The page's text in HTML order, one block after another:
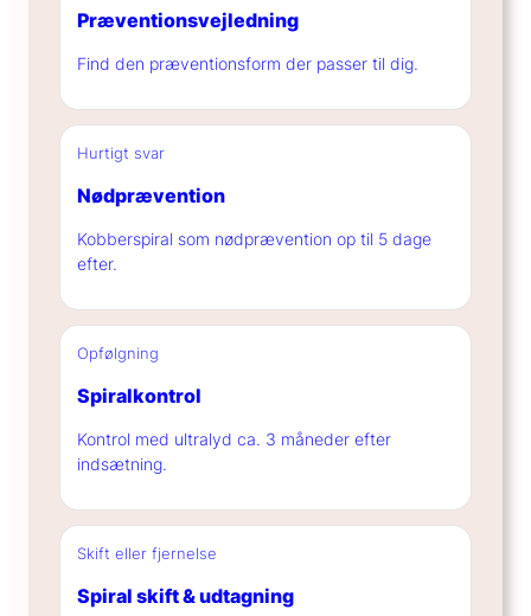
Præventionsvejledning
Find den præventionsform der passer til dig.
Hurtigt svar
Nødprævention
Kobberspiral som nødprævention op til 5 dage
efter.
Opfølgning
Spiralkontrol
Kontrol med ultralyd ca. 3 måneder efter
indsætning.
Skift eller fjernelse
Spiral skift & udtagning